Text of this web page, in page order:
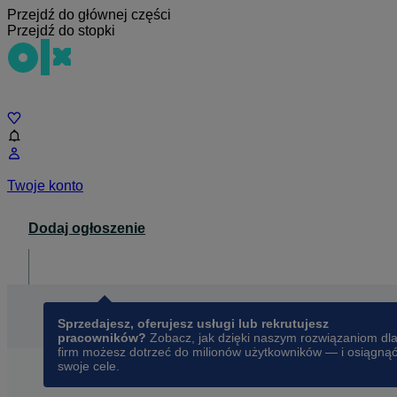
Przejdź do głównej części
Przejdź do stopki
Twoje konto
Dodaj ogłoszenie
Sprzedajesz, oferujesz usługi lub rekrutujesz
pracowników? Zobacz, jak dzięki naszym rozwiązaniom dla
firm możesz dotrzeć do milionów użytkowników — i osiągnąć
swoje cele.